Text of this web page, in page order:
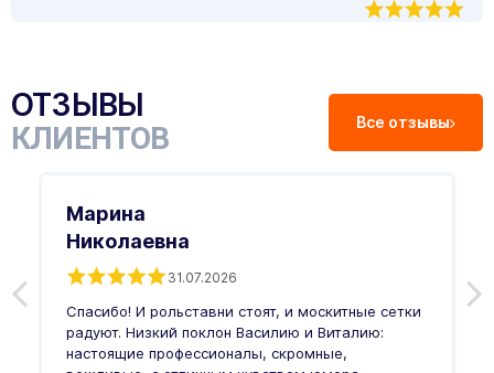
ОТЗЫВЫ
КЛИЕНТОВ Все отзывы
Марина
Николаевна
31.07.2026
Спасибо! И рольставни стоят, и москитные сетки
радуют. Низкий поклон Василию и Виталию:
настоящие профессионалы, скромные,